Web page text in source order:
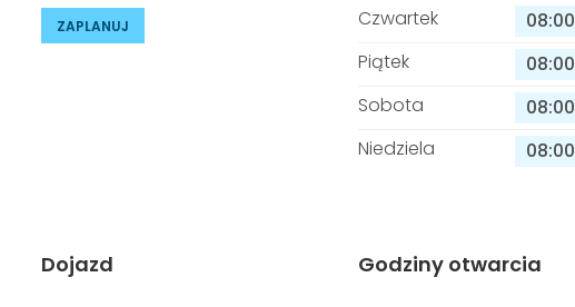
ZAPLANUJ
Czwartek
08:00
Piątek
08:00
Sobota
08:00
Niedziela
08:00
Dojazd Godziny otwarcia